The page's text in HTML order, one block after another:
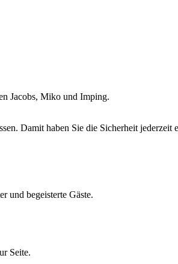
Jacobs, Miko und Imping.
Damit haben Sie die Sicherheit jederzeit
und begeisterte Gäste.
Seite.